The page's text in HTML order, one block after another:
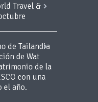
Travel &
de Tailandia
de Wat
de la
con una
el año.